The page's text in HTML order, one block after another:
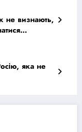
не визнають,
яка не